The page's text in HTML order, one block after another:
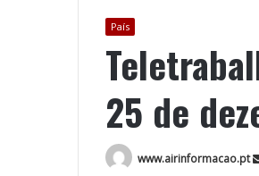
País
25 de
www.airinformacao.pt